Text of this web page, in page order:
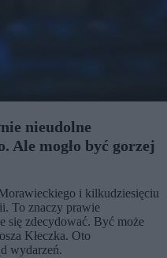
nieudolne
Ale mogło być gorzej
i kilkudziesięciu
To znaczy prawie
się zdecydować. Być może
Kłeczka. Oto
wydarzeń.